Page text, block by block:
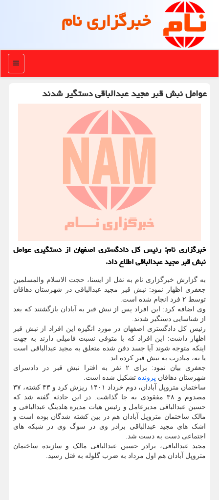
خبرگزاری نام
منو
عوامل نبش قبر مجید عبدالباقی دستگیر شدند
خبرگزاری نام: رئیس کل دادگستری اصفهان از دستگیری عوامل
نبش قبر مجید عبدالباقی اطلاع داد.
به گزارش خبرگزاری نام به نقل از ایسنا، حجت الاسلام والمسلمین
جعفری اظهار نمود: نبش قبر مجید عبدالباقی در شهرستان دهاقان
توسط ۲ فرد انجام شده است.
وی اضافه کرد: این افراد پس از نبش قبر به آبادان بازگشتند که بعد
از شناسایی دستگیر شدند.
رئیس کل دادگستری اصفهان در مورد انگیزه این افراد از نبش قبر
اظهار داشت: این افراد که با متوفی نسبت فامیلی دارند به جهت
اینکه متوجه شوند آیا جسد دفن شده متعلق به مجید عبدالباقی است
یا نه، مبادرت به نبش قبر کرده اند.
جعفری بیان نمود: برای ۲ نفر به افترا نبش قبر در دادسرای
شهرستان دهاقان پرونده تشکیل شده است.
ساختمان متروپل آبادان، دوم خرداد ۱۴۰۱ ریزش کرد و ۴۳ کشته، ۳۷
مصدوم و ۳۸ مفقودی به جا گذاشت. در این حادثه گفته شد که
حسین عبدالباقی مدیرعامل و رئیس هیات مدیره هلدینگ عبدالباقی و
مالک ساختمان متروپل آبادان هم در بین کشته شدگان بوده است و
اشک های مجید عبدالباقی برادر وی در سوگ وی در شبکه های
اجتماعی دست به دست شد.
مجید عبدالباقی، برادر حسین عبدالباقی مالک و سازنده ساختمان
متروپل آبادان هم اول مرداد به ضرب گلوله به قتل رسید.